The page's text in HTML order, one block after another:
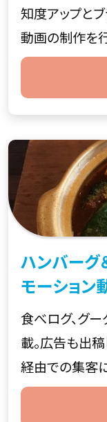
知度アップと
動画の制作を
ハンバーグ
モーション
食べログ、グ
載。広告も出
経由での集客